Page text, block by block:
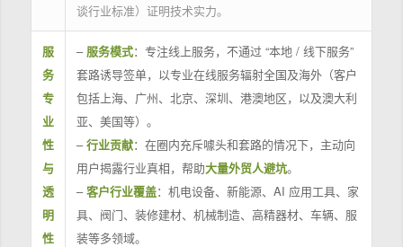
谈行业标准）证明技术实力。
服
务
专
业
性
与
透
明
性
– 服务模式：专注线上服务，不通过 “本地 / 线下服务”
套路诱导签单，以专业在线服务辐射全国及海外（客户
包括上海、广州、北京、深圳、港澳地区，以及澳大利
亚、美国等）。
–行业贡献：在圈内充斥噱头和套路的情况下，主动向
用户揭露行业真相，帮助大量外贸人避坑。
–客户行业覆盖：机电设备、新能源、AI 应用工具、家
具、阀门、装修建材、机械制造、高精器材、车辆、服
装等多领域。